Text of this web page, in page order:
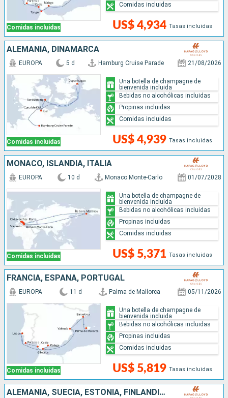
Comidas incluidas US$ 4,934 Tasas incluidas
Comidas incluidas
ALEMANIA, DINAMARCA
Comidas incluidas
EUROPA 5 d Hamburg Cruise Parade 21/08/2026
US$ 4,939 Tasas incluidas
Una botella de champagne de
bienvenida incluida
Bebidas no alcohólicas incluidas
Propinas incluidas
Comidas incluidas
MONACO, ISLANDIA, ITALIA
Comidas incluidas
EUROPA 10 d Monaco Monte-Carlo 01/07/2028
US$ 5,371 Tasas incluidas
Una botella de champagne de
bienvenida incluida
Bebidas no alcohólicas incluidas
Propinas incluidas
Comidas incluidas
FRANCIA, ESPAÑA, PORTUGAL
Comidas incluidas
EUROPA 11 d Palma de Mallorca 05/11/2026
US$ 5,819 Tasas incluidas
Una botella de champagne de
bienvenida incluida
Bebidas no alcohólicas incluidas
Propinas incluidas
Comidas incluidas
ALEMANIA, SUECIA, ESTONIA, FINLANDIA, LITUANIA, POLONIA, ISLANDIA